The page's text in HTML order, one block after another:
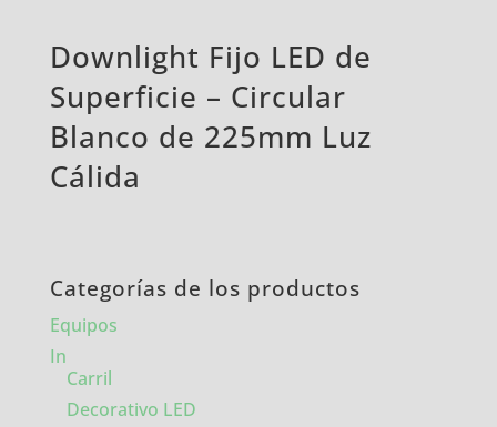
Downlight Fijo LED de
Superficie – Circular
Blanco de 225mm Luz
Cálida
Categorías de los productos
Equipos
In
Carril
Decorativo LED